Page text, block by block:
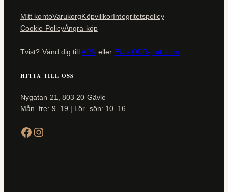
Mitt kontoVarukorgKöpvillkorIntegritetspolicy
Cookie PolicyÅngra köp
Tvist? Vänd dig tillARN eller EU:s ODR-plattform
HITTA TILL OSS
Nygatan 21, 803 20 Gävle
Mån–fre: 9–19 | Lör–sön: 10–16
Facebook Instagram